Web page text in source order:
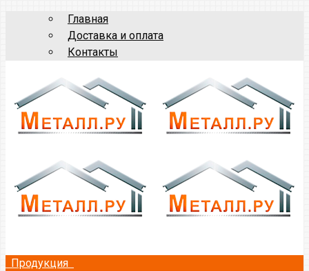
Главная
Доставка и оплата
Контакты
Продукция